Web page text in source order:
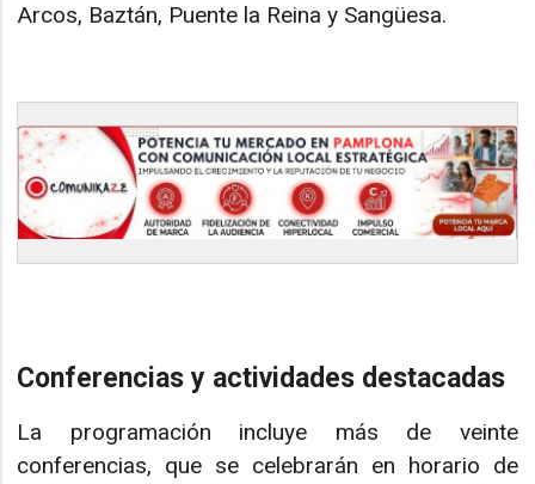
Arcos, Baztán, Puente la Reina y Sangüesa.
Conferencias y actividades destacadas
La programación incluye más de veinte
conferencias, que se celebrarán en horario de